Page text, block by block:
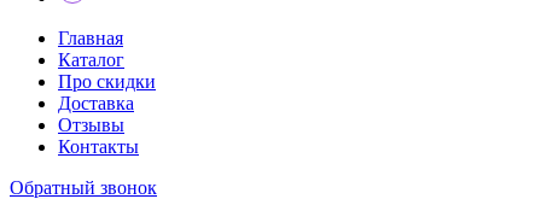
Главная
Каталог
Про скидки
Доставка
Отзывы
Контакты
Обратный звонок